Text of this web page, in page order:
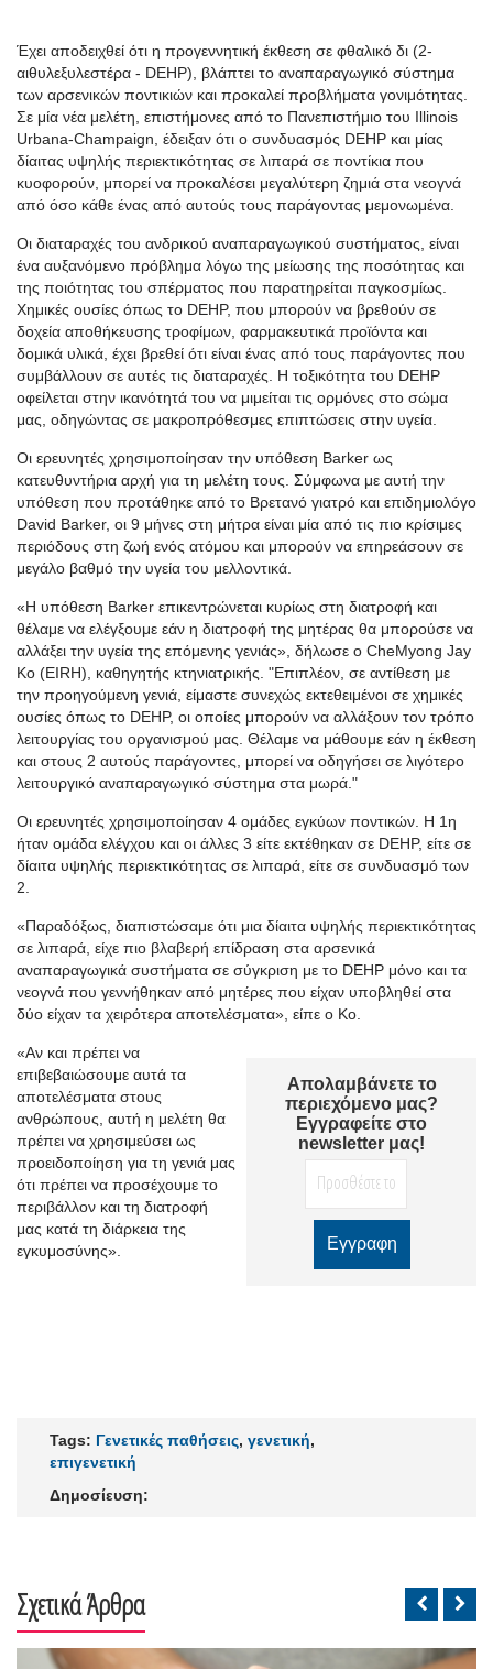
Έχει αποδειχθεί ότι η προγεννητική έκθεση σε φθαλικό δι (2-
αιθυλεξυλεστέρα - DEHP), βλάπτει το αναπαραγωγικό σύστημα
των αρσενικών ποντικιών και προκαλεί προβλήματα γονιμότητας.
Σε μία νέα μελέτη, επιστήμονες από το Πανεπιστήμιο του Illinois
Urbana-Champaign, έδειξαν ότι ο συνδυασμός DEHP και μίας
δίαιτας υψηλής περιεκτικότητας σε λιπαρά σε ποντίκια που
κυοφορούν, μπορεί να προκαλέσει μεγαλύτερη ζημιά στα νεογνά
από όσο κάθε ένας από αυτούς τους παράγοντας μεμονωμένα.
Οι διαταραχές του ανδρικού αναπαραγωγικού συστήματος, είναι
ένα αυξανόμενο πρόβλημα λόγω της μείωσης της ποσότητας και
της ποιότητας του σπέρματος που παρατηρείται παγκοσμίως.
Χημικές ουσίες όπως το DEHP, που μπορούν να βρεθούν σε
δοχεία αποθήκευσης τροφίμων, φαρμακευτικά προϊόντα και
δομικά υλικά, έχει βρεθεί ότι είναι ένας από τους παράγοντες που
συμβάλλουν σε αυτές τις διαταραχές. Η τοξικότητα του DEHP
οφείλεται στην ικανότητά του να μιμείται τις ορμόνες στο σώμα
μας, οδηγώντας σε μακροπρόθεσμες επιπτώσεις στην υγεία.
Οι ερευνητές χρησιμοποίησαν την υπόθεση Barker ως
κατευθυντήρια αρχή για τη μελέτη τους. Σύμφωνα με αυτή την
υπόθεση που προτάθηκε από το Βρετανό γιατρό και επιδημιολόγο
David Barker, οι 9 μήνες στη μήτρα είναι μία από τις πιο κρίσιμες
περιόδους στη ζωή ενός ατόμου και μπορούν να επηρεάσουν σε
μεγάλο βαθμό την υγεία του μελλοντικά.
«Η υπόθεση Barker επικεντρώνεται κυρίως στη διατροφή και
θέλαμε να ελέγξουμε εάν η διατροφή της μητέρας θα μπορούσε να
αλλάξει την υγεία της επόμενης γενιάς», δήλωσε ο CheMyong Jay
Ko (EIRH), καθηγητής κτηνιατρικής. "Επιπλέον, σε αντίθεση με
την προηγούμενη γενιά, είμαστε συνεχώς εκτεθειμένοι σε χημικές
ουσίες όπως το DEHP, οι οποίες μπορούν να αλλάξουν τον τρόπο
λειτουργίας του οργανισμού μας. Θέλαμε να μάθουμε εάν η έκθεση
και στους 2 αυτούς παράγοντες, μπορεί να οδηγήσει σε λιγότερο
λειτουργικό αναπαραγωγικό σύστημα στα μωρά."
Οι ερευνητές χρησιμοποίησαν 4 ομάδες εγκύων ποντικών. Η 1η
ήταν ομάδα ελέγχου και οι άλλες 3 είτε εκτέθηκαν σε DEHP, είτε σε
δίαιτα υψηλής περιεκτικότητας σε λιπαρά, είτε σε συνδυασμό των
2.
«Παραδόξως, διαπιστώσαμε ότι μια δίαιτα υψηλής περιεκτικότητας
σε λιπαρά, είχε πιο βλαβερή επίδραση στα αρσενικά
αναπαραγωγικά συστήματα σε σύγκριση με το DEHP μόνο και τα
νεογνά που γεννήθηκαν από μητέρες που είχαν υποβληθεί στα
δύο είχαν τα χειρότερα αποτελέσματα», είπε ο Ko.
Απολαμβάνετε το
περιεχόμενο μας?
Εγγραφείτε στο
newsletter μας!
«Αν και πρέπει να
επιβεβαιώσουμε αυτά τα
αποτελέσματα στους
ανθρώπους, αυτή η μελέτη θα
πρέπει να χρησιμεύσει ως
προειδοποίηση για τη γενιά μας
ότι πρέπει να προσέχουμε το
περιβάλλον και τη διατροφή
μας κατά τη διάρκεια της
εγκυμοσύνης».
Tags: Γενετικές παθήσεις, γενετική,
επιγενετική
Δημοσίευση:
Σχετικά Άρθρα